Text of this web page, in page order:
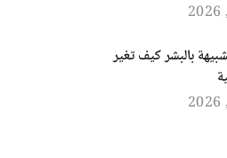
بالبشر كيف تغير